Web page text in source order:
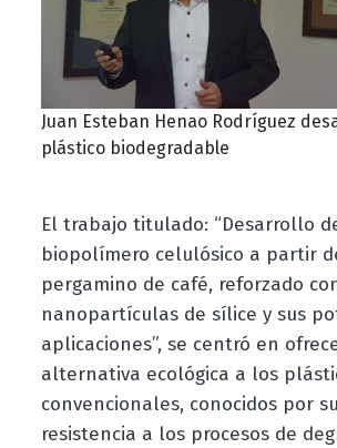
Juan Esteban Henao Rodríguez
plástico biodegradable
El trabajo titulado: “Desarrollo
biopolímero celulósico a partir
pergamino de café, reforzado
nanopartículas de sílice y sus
aplicaciones”, se centró en
alternativa ecológica a los
convencionales, conocidos por su
resistencia a los procesos de